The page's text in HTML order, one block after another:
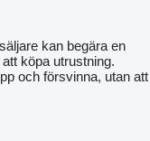
kan begära en
köpa utrustning.
och försvinna, utan att